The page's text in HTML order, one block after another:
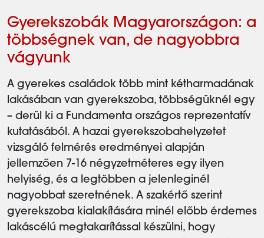
Gyerekszobák Magyarországon: a
többségnek van, de nagyobbra
vágyunk
A gyerekes családok több mint kétharmadának
lakásában van gyerekszoba, többségüknél egy
– derül ki a Fundamenta országos reprezentatív
kutatásából. A hazai gyerekszobahelyzetet
vizsgáló felmérés eredményei alapján
jellemzően 7-16 négyzetméteres egy ilyen
helyiség, és a legtöbben a jelenleginél
nagyobbat szeretnének. A szakértő szerint
gyerekszoba kialakítására minél előbb érdemes
lakáscélú megtakarítással készülni, hogy